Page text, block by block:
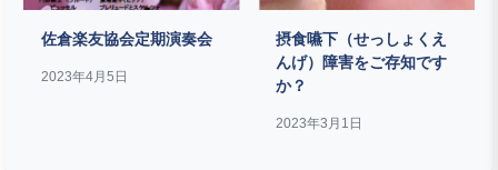
佐倉楽友協会定期演奏会
2023年4月5日
摂食嚥下（せっしょくえ
んげ）障害をご存知です
か？
2023年3月1日